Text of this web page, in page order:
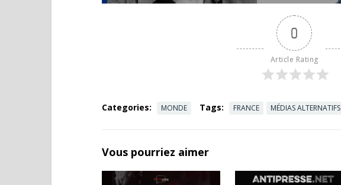
0
Article Rating
Categories: MONDE Tags: FRANCE MÉDIAS ALTERNATIFS
Vous pourriez aimer